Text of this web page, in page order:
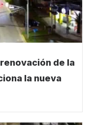
de la
la nueva